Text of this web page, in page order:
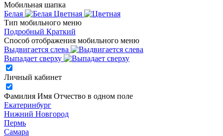
Мобильная шапка
Белая
Цветная
Тип мобильного меню
Подробный Краткий
Способ отображения мобильного меню
Выдвигается слева
Выпадает сверху
Личный кабинет
Фамилия Имя Отчество в одном поле
Екатеринбург
Нижний Новгород
Пермь
Самара